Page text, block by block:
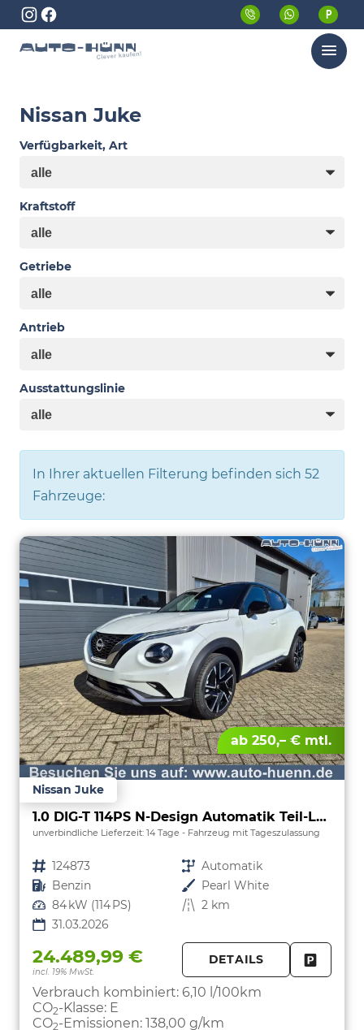
Menü
Nissan Juke
Verfügbarkeit, Art
Kraftstoff
Getriebe
Antrieb
Ausstattungslinie
In Ihrer aktuellen Filterung befinden sich 52
Fahrzeuge:
ab 250,– € mtl.
Nissan Juke
1.0 DIG-T 114PS N-Design Automatik Teil-Leder Klimaautomatik Sitzheizung Lenkradheizung PDC v+h Rückf.Kamera Navi 19"LM Bluetooth Touchscreen Apple CarPlay Android Auto
unverbindliche Lieferzeit: 14 Tage Fahrzeug mit Tageszulassung
Fahrzeugnr. 124873 Getriebe Automatik
Kraftstoff Benzin Außenfarbe Pearl White
Leistung 84 kW (114 PS) Kilometerstand 2 km
31.03.2026
24.489,99 €
incl. 19% MwSt.
DETAILS
Verbrauch kombiniert: 6,10 l/100km
CO2-Klasse: E
CO2-Emissionen: 138,00 g/km